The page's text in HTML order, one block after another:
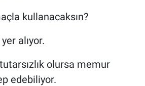
kullanacaksın?
alıyor.
olursa memur
edebiliyor.